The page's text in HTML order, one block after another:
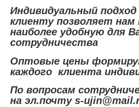
Индивидуальный подход
клиенту позволяет нам
наиболее удобную для
сотрудничества
Оптовые цены
каждого клиента
По вопросам
на эл.почту s-